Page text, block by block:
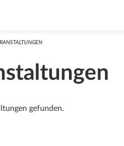
gefunden.